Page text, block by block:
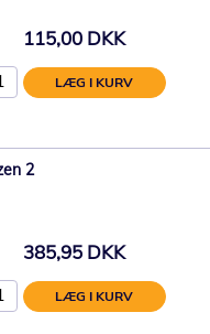
115,00 DKK
LÆG I KURV
2
385,95 DKK
LÆG I KURV